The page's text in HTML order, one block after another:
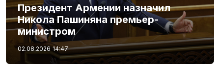
Президент Армении назначил
Никола Пашиняна премьер-
министром
02.08.2026 14:47